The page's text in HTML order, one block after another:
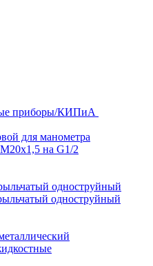
приборы/КИПиА
для манометра
на G1/2
одноструйный
одноструйный